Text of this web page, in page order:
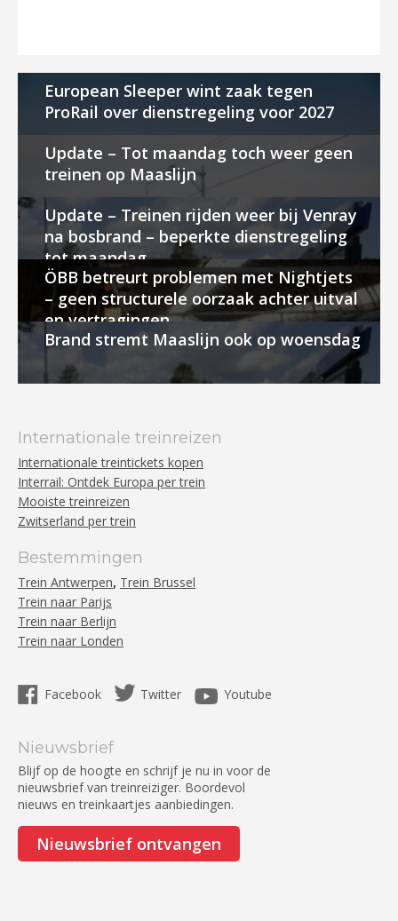
European Sleeper wint zaak tegen
ProRail over dienstregeling voor 2027
Update – Tot maandag toch weer geen
treinen op Maaslijn
Update – Treinen rijden weer bij Venray
na bosbrand – beperkte dienstregeling
tot maandag
ÖBB betreurt problemen met Nightjets
– geen structurele oorzaak achter uitval
en vertragingen
Brand stremt Maaslijn ook op woensdag
Internationale treinreizen
Internationale treintickets kopen
Interrail: Ontdek Europa per trein
Mooiste treinreizen
Zwitserland per trein
Bestemmingen
Trein Antwerpen, Trein Brussel
Trein naar Parijs
Trein naar Berlijn
Trein naar Londen
Facebook Twitter Youtube
Nieuwsbrief
Blijf op de hoogte en schrijf je nu in voor de
nieuwsbrief van treinreiziger. Boordevol
nieuws en treinkaartjes aanbiedingen.
Nieuwsbrief ontvangen